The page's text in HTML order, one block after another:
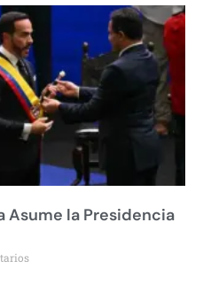
Asume la Presidencia